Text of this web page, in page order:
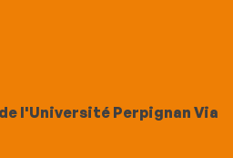
l'Université Perpignan Via